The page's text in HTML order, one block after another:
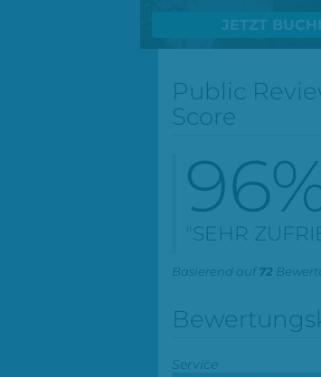
JETZT
Public
Score
96
"SEHR
Basierend auf 72
Service